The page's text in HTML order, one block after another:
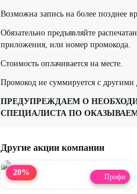
Возможна запись на более позднее
Обязательно предъявляйте
приложения, или номер промокода.
Стоимость оплачивается на месте.
Промокод не суммируется с
ПРЕДУПРЕЖДАЕМ О
СПЕЦИАЛИСТА ПО
Другие акции компании
20% Профи